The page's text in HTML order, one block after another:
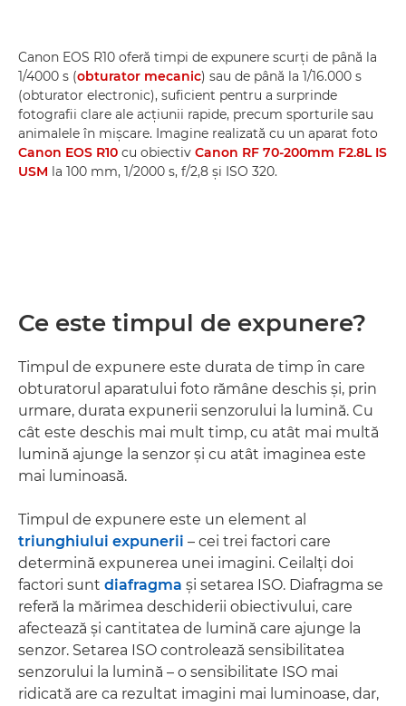
Canon EOS R10 oferă timpi de expunere scurţi de până la
1/4000 s (obturator mecanic) sau de până la 1/16.000 s
(obturator electronic), suficient pentru a surprinde
fotografii clare ale acţiunii rapide, precum sporturile sau
animalele în mişcare. Imagine realizată cu un aparat foto
Canon EOS R10 cu obiectiv Canon RF 70-200mm F2.8L IS
USM la 100 mm, 1/2000 s, f/2,8 şi ISO 320.
Ce este timpul de expunere?
Timpul de expunere este durata de timp în care
obturatorul aparatului foto rămâne deschis şi, prin
urmare, durata expunerii senzorului la lumină. Cu
cât este deschis mai mult timp, cu atât mai multă
lumină ajunge la senzor şi cu atât imaginea este
mai luminoasă.
Timpul de expunere este un element al
triunghiului expunerii – cei trei factori care
determină expunerea unei imagini. Ceilalţi doi
factori sunt diafragma şi setarea ISO. Diafragma se
referă la mărimea deschiderii obiectivului, care
afectează şi cantitatea de lumină care ajunge la
senzor. Setarea ISO controlează sensibilitatea
senzorului la lumină – o sensibilitate ISO mai
ridicată are ca rezultat imagini mai luminoase, dar,